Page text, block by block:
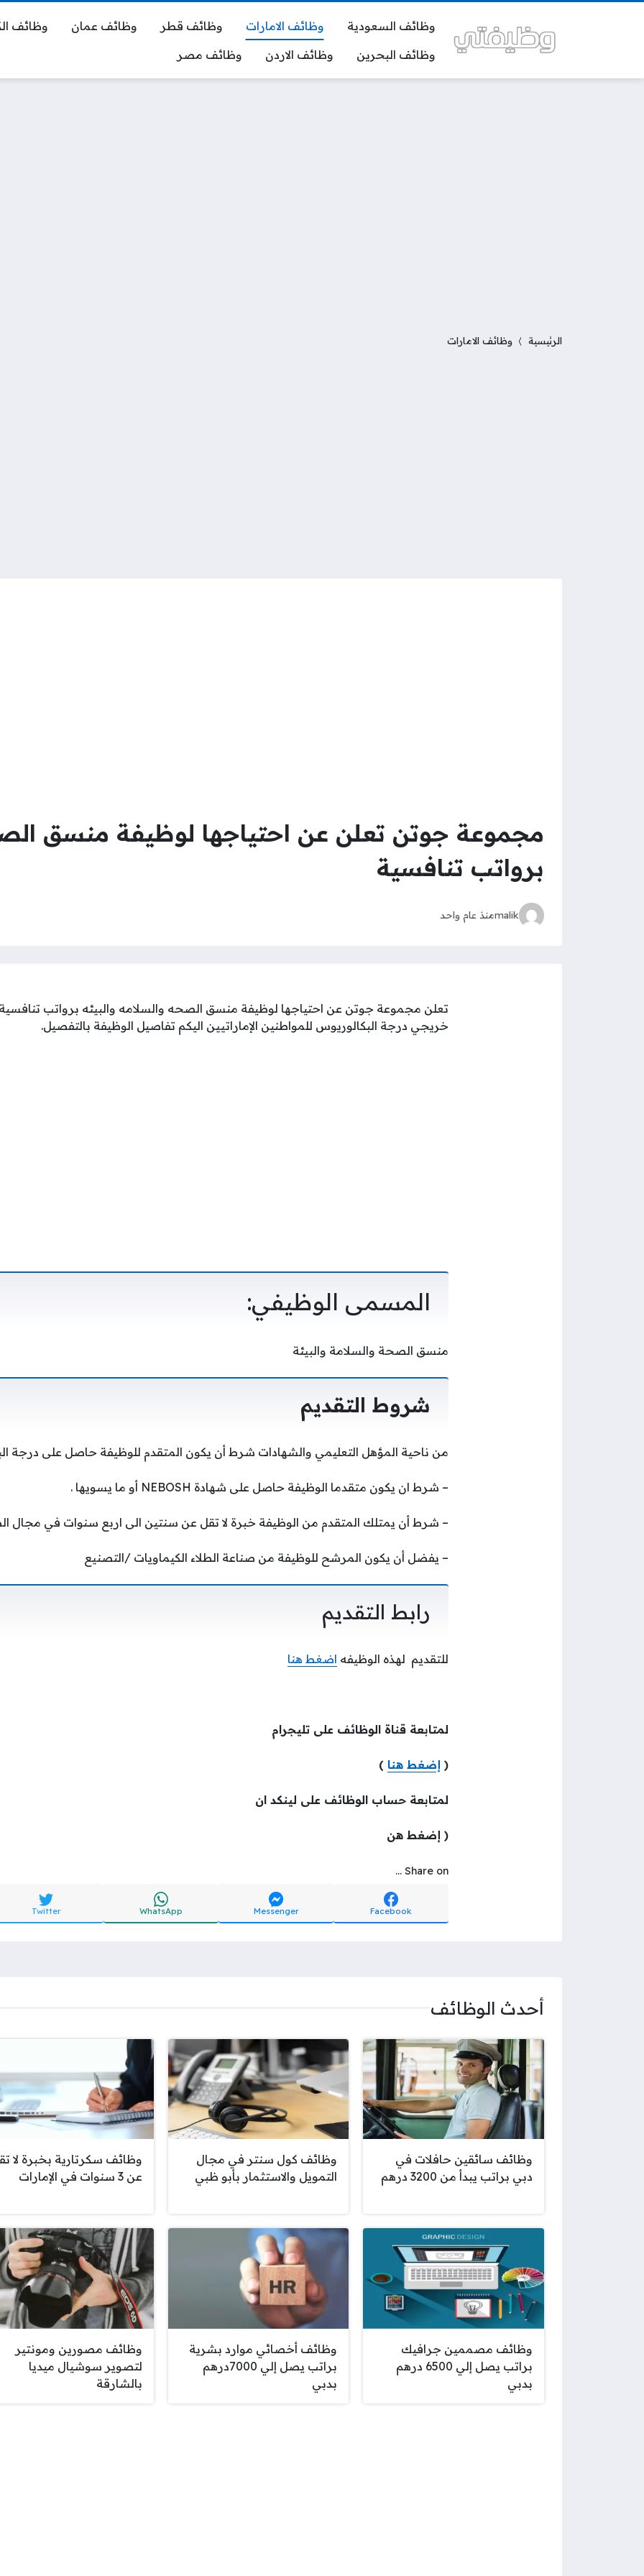
وظائف السعودية وظائف الامارات وظائف قطر وظائف عمان
وظائف
وظائف البحرين
وظائف الاردن وظائف مصر
الرئيسية وظائف الامارات
مجموعة جوتن تعلن عن احتياجها لوظيفة منسق
برواتب تنافسية
malikمنذ عام واحد
تعلن مجموعة جوتن عن احتياجها لوظيفة منسق الصحه والسلامه والبيئه برواتب
خريجي درجة البكالوريوس للمواطنين الإماراتيين اليكم تفاصيل الوظيفة بالتفصيل.
المسمى الوظيفي:
منسق الصحة والسلامة والبيئة
شروط التقديم
من ناحية المؤهل التعليمي والشهادات شرط أن يكون المتقدم للوظيفة حاصل على درجة
– شرط ان يكون متقدما الوظيفة حاصل على شهادة NEBOSH أو ما يسويها .
– شرط أن يمتلك المتقدم من الوظيفة خبرة لا تقل عن سنتين الى اربع سنوات في مجال
– يفضل أن يكون المرشح للوظيفة من صناعة الطلاء الكيماويات /التصنيع
رابط التقديم
للتقديم لهذه الوظيفه اضغط هنا
لمتابعة قناة الوظائف على تليجرام
( إضغط هنا )
لمتابعة حساب الوظائف على لينكد ان
( إضغط هن
Share on ...
Facebook
Messenger
WhatsApp
Twitter
أحدث الوظائف
وظائف سائقين حافلات في
دبي براتب يبدأ من 3200 درهم
وظائف كول سنتر في مجال
التمويل والاستثمار بأبو ظبي
وظائف سكرتارية بخبرة لا
عن 3 سنوات في الإمارات
وظائف مصممين جرافيك
براتب يصل إلي 6500 درهم
بدبي
وظائف أخصائي موارد بشرية
براتب يصل إلي 7000درهم
بدبي
وظائف مصورين ومونتير
لتصوير سوشيال ميديا
بالشارقة